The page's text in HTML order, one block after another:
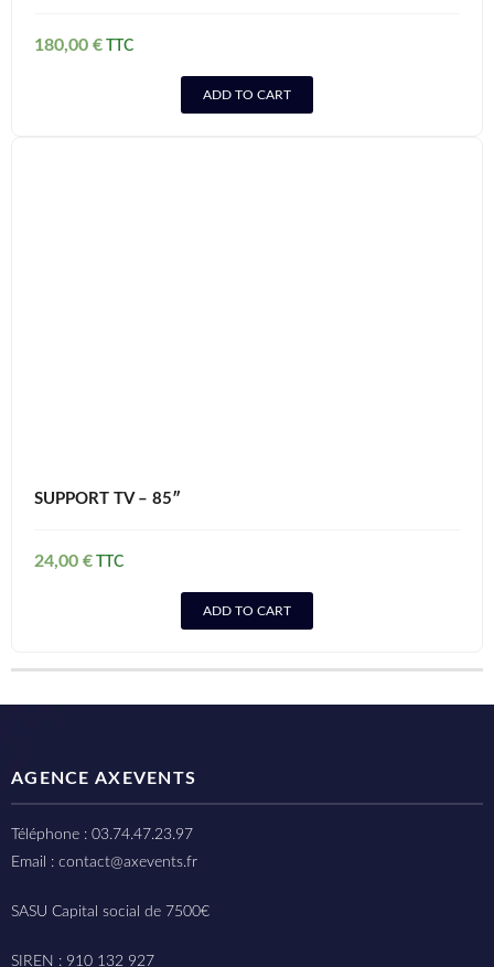
180,00 €
ADD TO CART
SUPPORT TV – 85″
24,00 €
ADD TO CART
AGENCE AXEVENTS
Téléphone : 03.74.47.23.97
Email : contact@axevents.fr
SASU Capital social de 7500€
SIREN : 910 132 927